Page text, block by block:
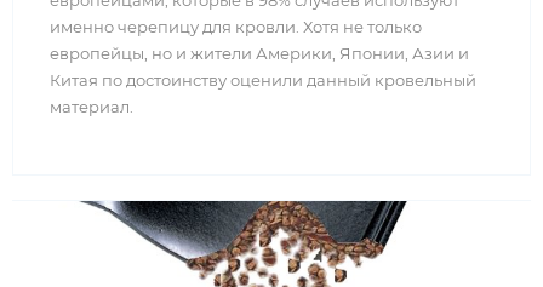
именно черепицу для кровли. Хотя не только
европейцы, но и жители Америки, Японии, Азии и
Китая по достоинству оценили данный кровельный
материал.